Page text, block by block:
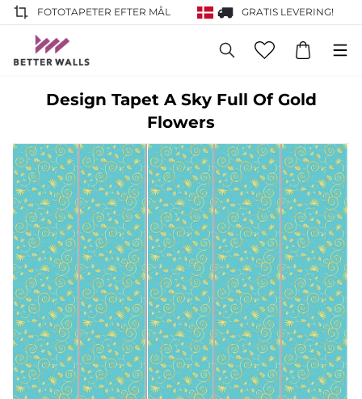
FOTOTAPETER EFTER MÅL GRATIS LEVERING!
Design Tapet A Sky Full Of Gold
Flowers